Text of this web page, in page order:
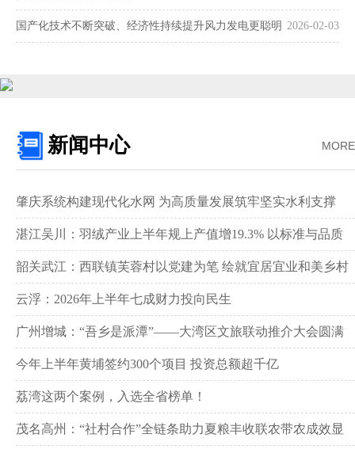
2026-02-03
国产化技术不断突破、经济性持续提升风力发电更聪明
MORE
新闻中心
肇庆系统构建现代化水网 为高质量发展筑牢坚实水利支撑‌
湛江吴川：羽绒产业上半年规上产值增19.3% 以标准与品质
领跑全国赛道‌
韶关武江：西联镇芙蓉村以党建为笔 绘就宜居宜业和美乡村
新画卷‌
云浮：2026年上半年七成财力投向民生
广州增城：“吾乡是派潭”——大湾区文旅联动推介大会圆满
举行
今年上半年黄埔签约300个项目 投资总额超千亿
荔湾这两个案例，入选全省榜单！
茂名高州：“社村合作”全链条助力夏粮丰收联农带农成效显